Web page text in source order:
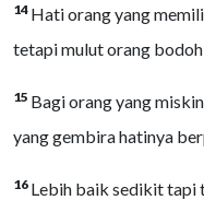
14 Hati orang yang
tetapi mulut orang
15 Bagi orang yang
yang gembira hatinya
16 Lebih baik sedikit tapi